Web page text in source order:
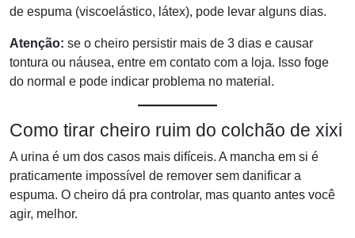
de espuma (viscoelástico, látex), pode levar alguns dias.
Atenção: se o cheiro persistir mais de 3 dias e causar
tontura ou náusea, entre em contato com a loja. Isso foge
do normal e pode indicar problema no material.
Como tirar cheiro ruim do colchão de xixi
A urina é um dos casos mais difíceis. A mancha em si é
praticamente impossível de remover sem danificar a
espuma. O cheiro dá pra controlar, mas quanto antes você
agir, melhor.